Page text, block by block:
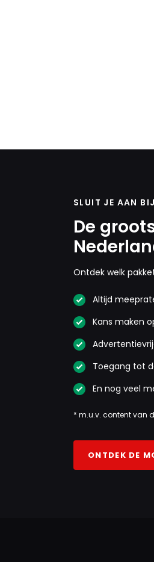
SLUIT JE AAN BIJ
De
Ontdek welk
Altijd
Kans maken
Toegang tot
En nog veel
* m.u.v. content van
ONTDEK DE